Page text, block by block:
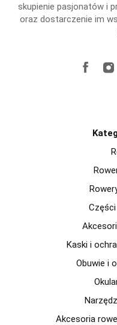
skupienie pasjonatów i
oraz dostarczenie im
Kaski i
Obuwie i
Akcesoria